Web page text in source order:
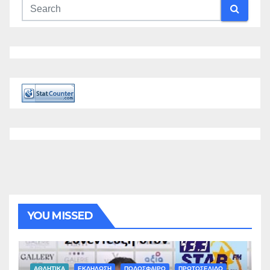
YOU MISSED
ΑΘΛΗΤΙΚΑ ΕΚΔΗΛΩΣΗ ΠΟΔΟΣΦΑΙΡΟ ΠΡΩΤΟΣΕΛΙΔΟ